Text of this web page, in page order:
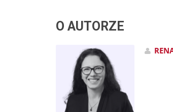
O AUTORZE